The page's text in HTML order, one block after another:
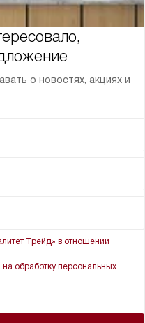
о новостях, акциях и
Трейд» в отношении
на обработку персональных